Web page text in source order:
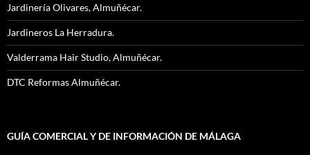
Jardinería Olivares, Almuñécar.
Jardineros La Herradura.
Valderrama Hair Studio, Almuñécar.
DTC Reformas Almuñécar.
GUÍA COMERCIAL Y DE INFORMACIÓN DE MÁLAGA